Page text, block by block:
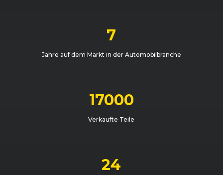
7
Jahre auf dem Markt in der Automobilbranche
17000
Verkaufte Teile
24